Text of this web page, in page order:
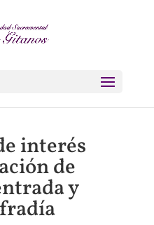
interés
de
y